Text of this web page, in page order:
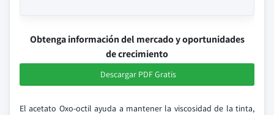
Obtenga información del mercado y oportunidades
de crecimiento
Descargar PDF Gratis
El acetato Oxo-octil ayuda a mantener la viscosidad de la tinta,